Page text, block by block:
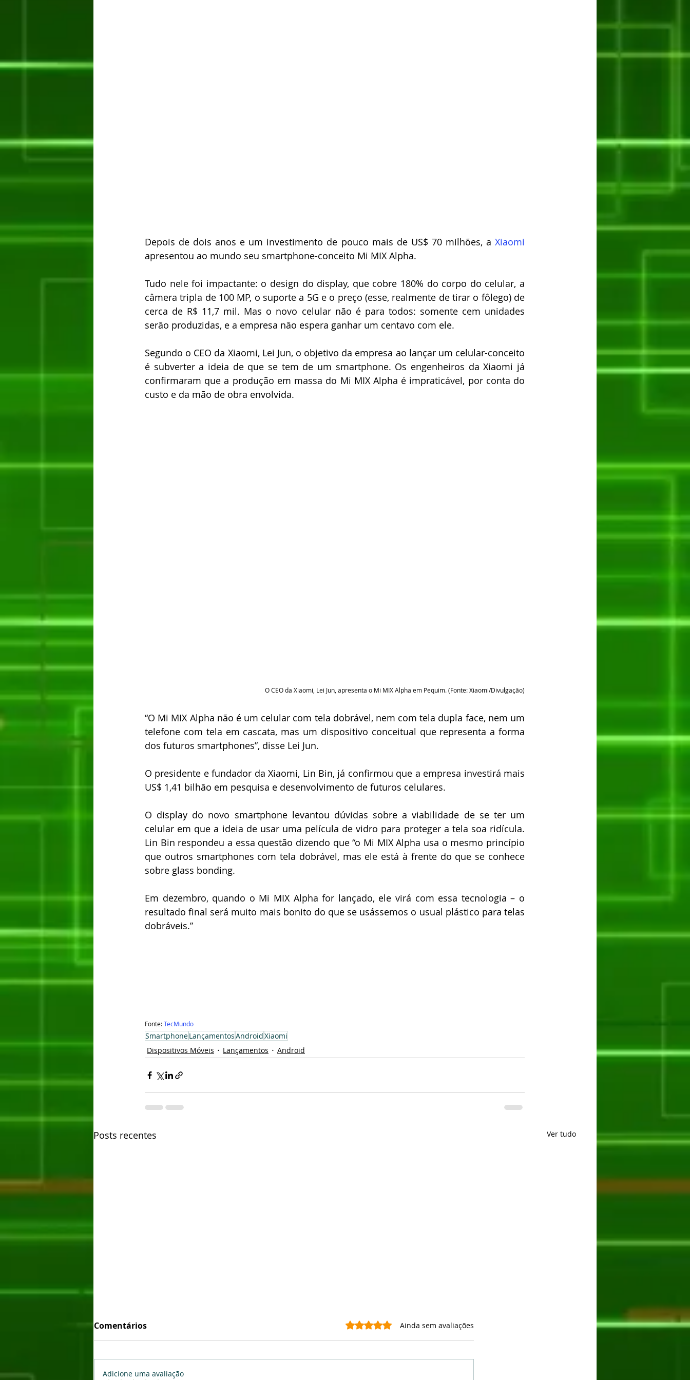
Depois de dois anos e um investimento de pouco mais de US$ 70 milhões, a Xiaomi
apresentou ao mundo seu smartphone-conceito Mi MIX Alpha.
Tudo nele foi impactante: o design do display, que cobre 180% do corpo do celular, a
câmera tripla de 100 MP, o suporte a 5G e o preço (esse, realmente de tirar o fôlego) de
cerca de R$ 11,7 mil. Mas o novo celular não é para todos: somente cem unidades
serão produzidas, e a empresa não espera ganhar um centavo com ele.
Segundo o CEO da Xiaomi, Lei Jun, o objetivo da empresa ao lançar um celular-conceito
é subverter a ideia de que se tem de um smartphone. Os engenheiros da Xiaomi já
confirmaram que a produção em massa do Mi MIX Alpha é impraticável, por conta do
custo e da mão de obra envolvida.
O CEO da Xiaomi, Lei Jun, apresenta o Mi MIX Alpha em Pequim. (Fonte: Xiaomi/Divulgação)
“O Mi MIX Alpha não é um celular com tela dobrável, nem com tela dupla face, nem um
telefone com tela em cascata, mas um dispositivo conceitual que representa a forma
dos futuros smartphones”, disse Lei Jun.
O presidente e fundador da Xiaomi, Lin Bin, já confirmou que a empresa investirá mais
US$ 1,41 bilhão em pesquisa e desenvolvimento de futuros celulares.
O display do novo smartphone levantou dúvidas sobre a viabilidade de se ter um
celular em que a ideia de usar uma película de vidro para proteger a tela soa ridícula.
Lin Bin respondeu a essa questão dizendo que “o Mi MIX Alpha usa o mesmo princípio
que outros smartphones com tela dobrável, mas ele está à frente do que se conhece
sobre glass bonding.
Em dezembro, quando o Mi MIX Alpha for lançado, ele virá com essa tecnologia – o
resultado final será muito mais bonito do que se usássemos o usual plástico para telas
dobráveis.”
Fonte: TecMundo
SmartphoneLançamentosAndroidXiaomi
Dispositivos Móveis
Lançamentos Android
Posts recentes Ver tudo
Comentários Avaliado com 0 de 5 estrelas.
Ainda sem avaliações
Adicione uma avaliação